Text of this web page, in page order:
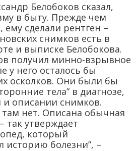
Белобоков сказал,
в быту. Прежде чем
сделали рентген –
снимков есть в
и выписке Белобокова.
получил минно-взрывное
у него осталось бы
осколков. Они были бы
тела” в диагнозе,
и описании снимков.
там нет. Описана обычная
так утверждает
который
историю болезни”, –